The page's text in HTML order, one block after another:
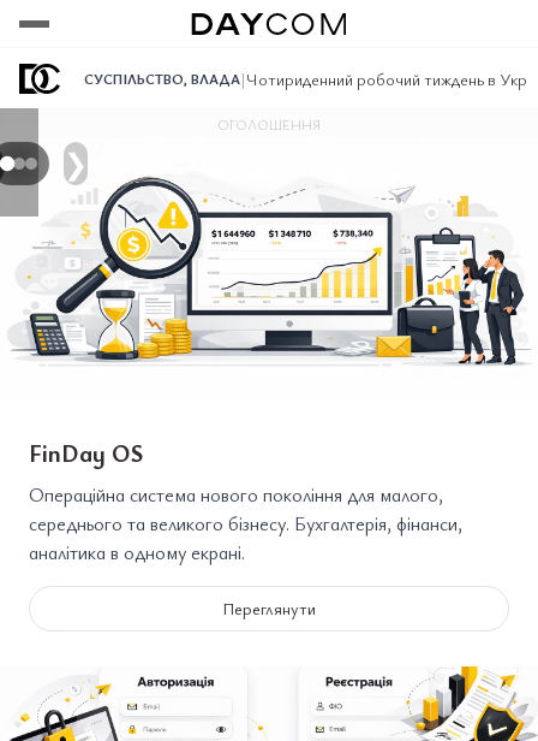
СУСПІЛЬСТВО, ВЛАДА|Чотириденний робочий тиждень в
❯
ОГОЛОШЕННЯ
FinDay OS
Операційна система нового покоління для малого,
середнього та великого бізнесу. Бухгалтерія, фінанси,
аналітика в одному екрані.
Переглянути